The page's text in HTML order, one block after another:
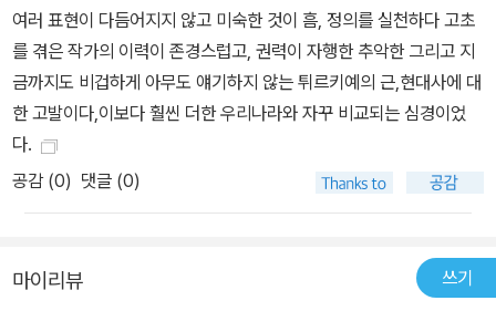
여러 표현이 다듬어지지 않고 미숙한 것이 흠, 정의를 실천하다 고초
를 겪은 작가의 이력이 존경스럽고, 권력이 자행한 추악한 그리고 지
금까지도 비겁하게 아무도 얘기하지 않는 튀르키예의 근,현대사에 대
한 고발이다,이보다 훨씬 더한 우리나라와 자꾸 비교되는 심경이었
다.
공감 (0) 댓글 (0)
마이리뷰 쓰기